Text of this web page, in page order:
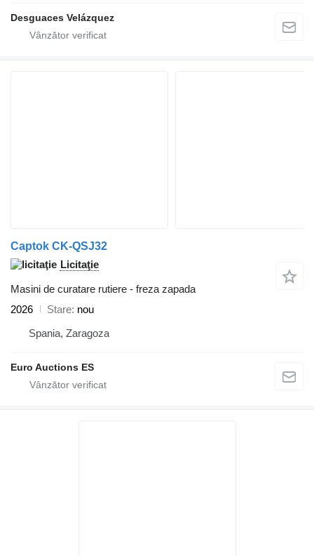
Desguaces Velázquez
Captok CK-QSJ32
Licitaţie
Masini de curatare rutiere - freza zapada
2026
Stare nou
Spania, Zaragoza
Euro Auctions ES